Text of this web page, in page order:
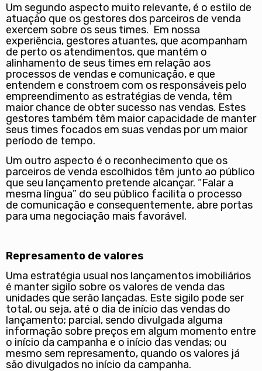
Um segundo aspecto muito relevante, é o estilo de
atuação que os gestores dos parceiros de venda
exercem sobre os seus times. Em nossa
experiência, gestores atuantes, que acompanham
de perto os atendimentos, que mantém o
alinhamento de seus times em relação aos
processos de vendas e comunicação, e que
entendem e constroem com os responsáveis pelo
empreendimento as estratégias de venda, têm
maior chance de obter sucesso nas vendas. Estes
gestores também têm maior capacidade de manter
seus times focados em suas vendas por um maior
período de tempo.
Um outro aspecto é o reconhecimento que os
parceiros de venda escolhidos têm junto ao público
que seu lançamento pretende alcançar. “Falar a
mesma língua” do seu público facilita o processo
de comunicação e consequentemente, abre portas
para uma negociação mais favorável.
Represamento de valores
Uma estratégia usual nos lançamentos imobiliários
é manter sigilo sobre os valores de venda das
unidades que serão lançadas. Este sigilo pode ser
total, ou seja, até o dia de início das vendas do
lançamento; parcial, sendo divulgada alguma
informação sobre preços em algum momento entre
o início da campanha e o início das vendas; ou
mesmo sem represamento, quando os valores já
são divulgados no início da campanha.